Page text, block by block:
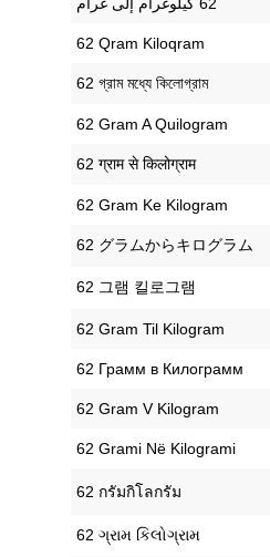
‎62 Qram Kiloqram
‎62 গ্রাম মধ্যে কিলোগ্রাম
‎62 Gram A Quilogram
‎62 ग्राम से किलोग्राम
‎62 Gram Ke Kilogram
‎62 グラムからキログラム
‎62 그램 킬로그램
‎62 Gram Til Kilogram
‎62 Грамм в Килограмм
‎62 Gram V Kilogram
‎62 Grami Në Kilogrami
‎62 กรัมกิโลกรัม
‎62 ગ્રામ કિલોગ્રામ